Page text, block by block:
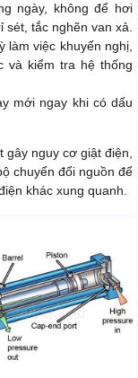
ngày, không để hơi
tắc nghẽn van xả.
làm việc khuyến nghị,
và kiểm tra hệ thống
mới ngay khi có dấu
gây nguy cơ giật điện,
chuyển đổi nguồn để
khác xung quanh.